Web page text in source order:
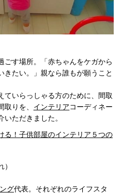
ごす場所。「赤ちゃんをケガから
たい。」親なら誰もが願うこと
ていらっしゃる方のために、間取
りを、 インテリアコーディネー
ただきました。
る！子供部屋のインテリア５つの
グ代表。それぞれのライフスタ